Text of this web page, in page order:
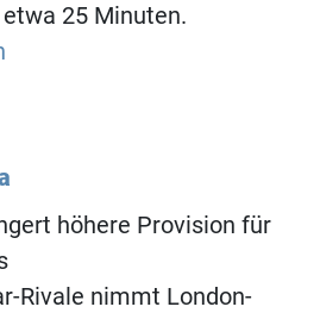
25 Minuten.
höhere Provision für
Rivale nimmt London-